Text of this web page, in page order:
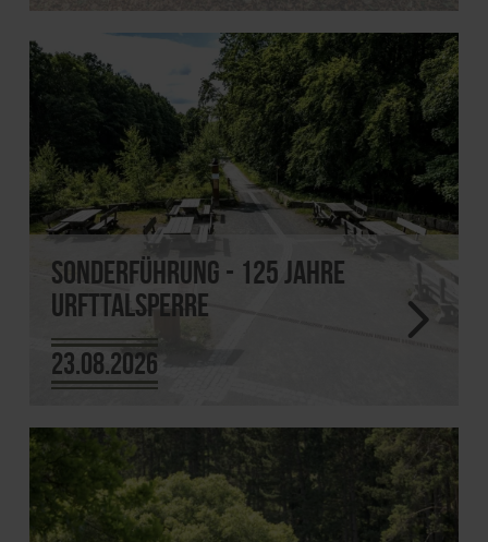
Sonderführung - 125 Jahre
Urfttalsperre
23.08.2026